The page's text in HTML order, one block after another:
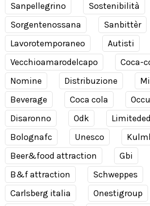
Sanpellegrino
Sostenibilità
Sorgentenossana
Sanbittèr
Lavorotemporaneo
Autisti
Vecchioamarodelcapo
Coca-
Nomine
Distribuzione
Beverage
Coca cola
Disaronno
Odk
Bolognafc
Unesco
Beer&food attraction
Gbi
B&f attraction
Schweppes
Carlsberg italia
Onestigroup